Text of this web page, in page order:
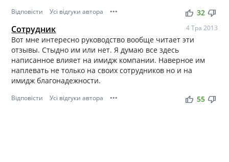
Відповісти Усі відгуки автора ••• thumb_up thumb_down
32
Сотрудник 4 Тра 2013
Вот мне интересно руководство вообще читает эти
отзывы. Стыдно им или нет. Я думаю все здесь
написанное влияет на имидж компании. Наверное им
наплевать не только на своих сотрудников но и на
имидж благонадежности.
Відповісти Усі відгуки автора ••• thumb_up thumb_down
55